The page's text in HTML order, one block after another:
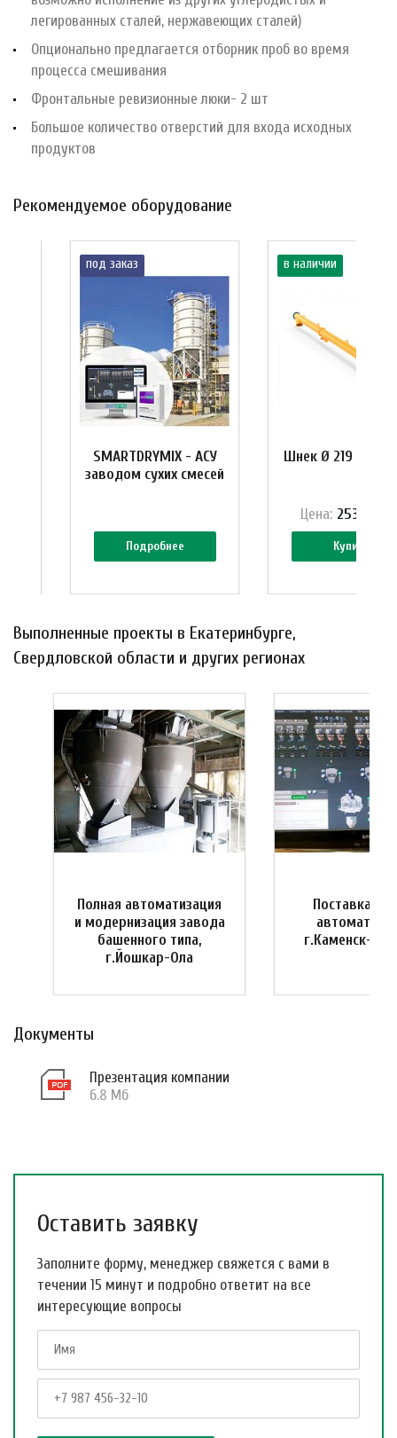
легированных сталей, нержавеющих сталей)
Опционально предлагается отборник проб во время
процесса смешивания
Фронтальные ревизионные люки- 2 шт
Большое количество отверстий для входа исходных
продуктов
Рекомендуемое оборудование
под заказ
SMARTDRYMIX - АСУ
заводом сухих смесей
Подробнее
в наличии
Шнек Ø 219 мм,
Купить
Цена: 253 344 ₽
Выполненные проекты в Екатеринбурге,
Свердловской области и других регионах
Полная автоматизация
и модернизация завода
башенного типа,
г.Йошкар-Ола
Поставка
г.Каменск-
Документы
Презентация компании
6.8 Мб
Оставить заявку
Заполните форму, менеджер свяжется с вами в
течении 15 минут и подробно ответит на все
интересующие вопросы